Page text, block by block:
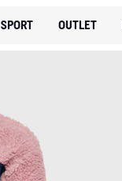
SPORT OUTLET